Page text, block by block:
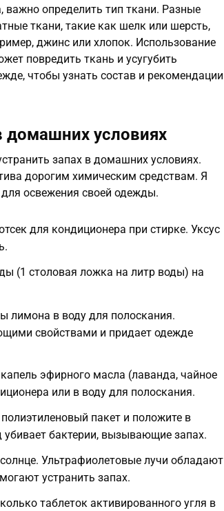
важно определить тип ткани. Разные
ткани, такие как шелк или шерсть,
джинс или хлопок. Использование
повредить ткань и усугубить
чтобы узнать состав и рекомендации
домашних условиях
запах в домашних условиях.
дорогим химическим средствам. Я
освежения своей одежды.
для кондиционера при стирке. Уксус
(1 столовая ложка на литр воды) на
лимона в воду для полоскания.
свойствами и придает одежде
эфирного масла (лаванда, чайное
или в воду для полоскания.
пакет и положите в
бактерии, вызывающие запах.
Ультрафиолетовые лучи обладают
устранить запах.
таблеток активированного угля в